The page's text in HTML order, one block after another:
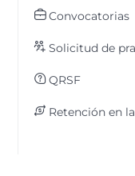
Convocatorias
Solicitud de
QRSF
Retención en